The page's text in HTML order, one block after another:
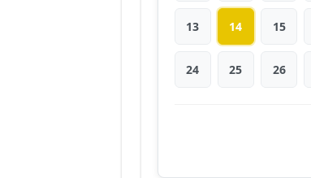
13 14 15
24 25 26